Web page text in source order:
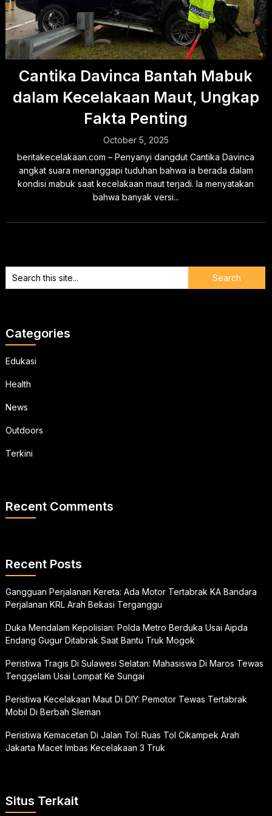
Cantika Davinca Bantah Mabuk
dalam Kecelakaan Maut, Ungkap
Fakta Penting
October 5, 2025
beritakecelakaan.com – Penyanyi dangdut Cantika Davinca
angkat suara menanggapi tuduhan bahwa ia berada dalam
kondisi mabuk saat kecelakaan maut terjadi. Ia menyatakan
bahwa banyak versi...
Categories
Edukasi
Health
News
Outdoors
Terkini
Recent Comments
Recent Posts
Gangguan Perjalanan Kereta: Ada Motor Tertabrak KA Bandara
Perjalanan KRL Arah Bekasi Terganggu
Duka Mendalam Kepolisian: Polda Metro Berduka Usai Aipda
Endang Gugur Ditabrak Saat Bantu Truk Mogok
Peristiwa Tragis Di Sulawesi Selatan: Mahasiswa Di Maros Tewas
Tenggelam Usai Lompat Ke Sungai
Peristiwa Kecelakaan Maut Di DIY: Pemotor Tewas Tertabrak
Mobil Di Berbah Sleman
Peristiwa Kemacetan Di Jalan Tol: Ruas Tol Cikampek Arah
Jakarta Macet Imbas Kecelakaan 3 Truk
Situs Terkait